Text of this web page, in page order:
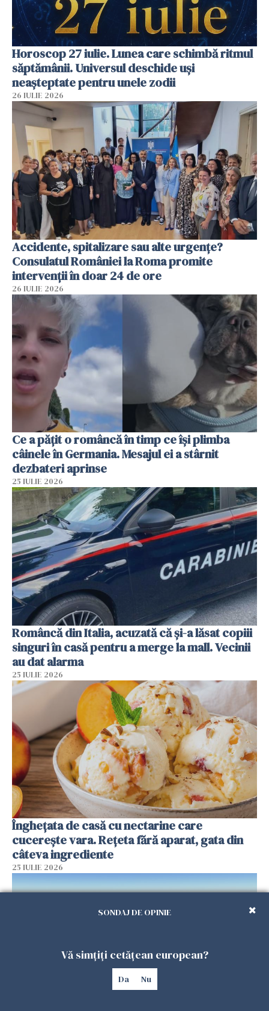
Horoscop 27 iulie. Lunea care schimbă ritmul
săptămânii. Universul deschide uși
neașteptate pentru unele zodii
26 IULIE 2026
Accidente, spitalizare sau alte urgențe?
Consulatul României la Roma promite
intervenții în doar 24 de ore
26 IULIE 2026
Ce a pățit o româncă în timp ce își plimba
câinele în Germania. Mesajul ei a stârnit
dezbateri aprinse
25 IULIE 2026
Româncă din Italia, acuzată că și-a lăsat copiii
singuri în casă pentru a merge la mall. Vecinii
au dat alarma
25 IULIE 2026
Înghețata de casă cu nectarine care
cucerește vara. Rețeta fără aparat, gata din
câteva ingrediente
25 IULIE 2026
SONDAJ DE OPINIE
Vă simțiți cetățean european?
Da Nu